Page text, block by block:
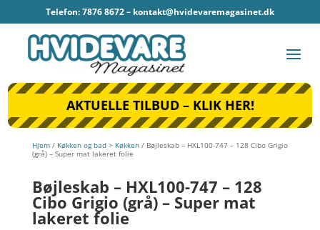
Telefon: 7876 8672 – kontakt@hvidevaremagasinet.dk
AKTUELLE TILBUD – KLIK HER!
Hjem/ Køkken og bad > Køkken/ Bøjleskab – HXL100-747 – 128 Cibo Grigio
(grå) – Super mat lakeret folie
Bøjleskab – HXL100-747 – 128
Cibo Grigio (grå) – Super mat
lakeret folie